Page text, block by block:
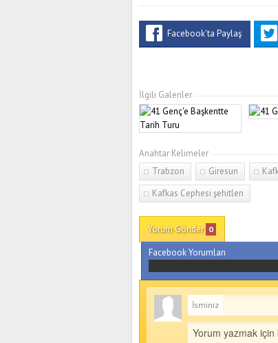
Facebook'ta Paylaş
İlgili Galeriler
Anahtar Kelimeler
Trabzon
Giresun
Kafkas Cephesi şehitleri
Yorum Gönder 0
Facebook Yorumları
İsminiz